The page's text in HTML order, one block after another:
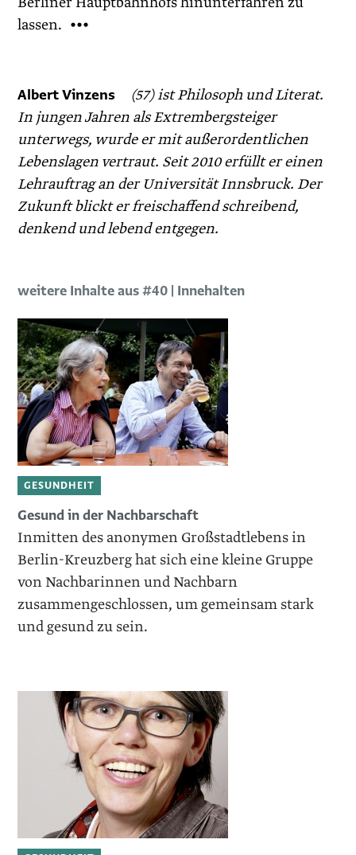
lassen. •••
Albert Vinzens (57) ist Philosoph und Literat.
In jungen Jahren als Extrembergsteiger
unterwegs, wurde er mit außerordentlichen
Lebenslagen vertraut. Seit 2010 erfüllt er einen
Lehrauftrag an der ­Universität Innsbruck. Der
Zukunft blickt er freischaffend schreibend,
denkend und lebend entgegen.
weitere Inhalte aus #40 | Innehalten
GESUNDHEIT
Gesund in der Nachbarschaft
Inmitten des anonymen Großstadtlebens in
Berlin-Kreuzberg hat sich eine kleine Gruppe
von Nachbarinnen und Nachbarn
zusammengeschlossen, um gemeinsam stark
und gesund zu sein.